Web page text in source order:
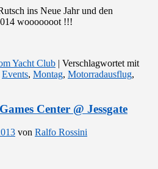
ins Neue Jahr und den
wooooooot !!!
Yacht Club | Verschlagwortet mit
Events, Montag, Motorradausflug,
Center @ Jessgate
von Ralfo Rossini